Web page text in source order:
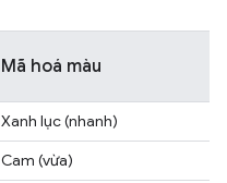
Mã hoá màu
Xanh lục (nhanh)
Cam (vừa)